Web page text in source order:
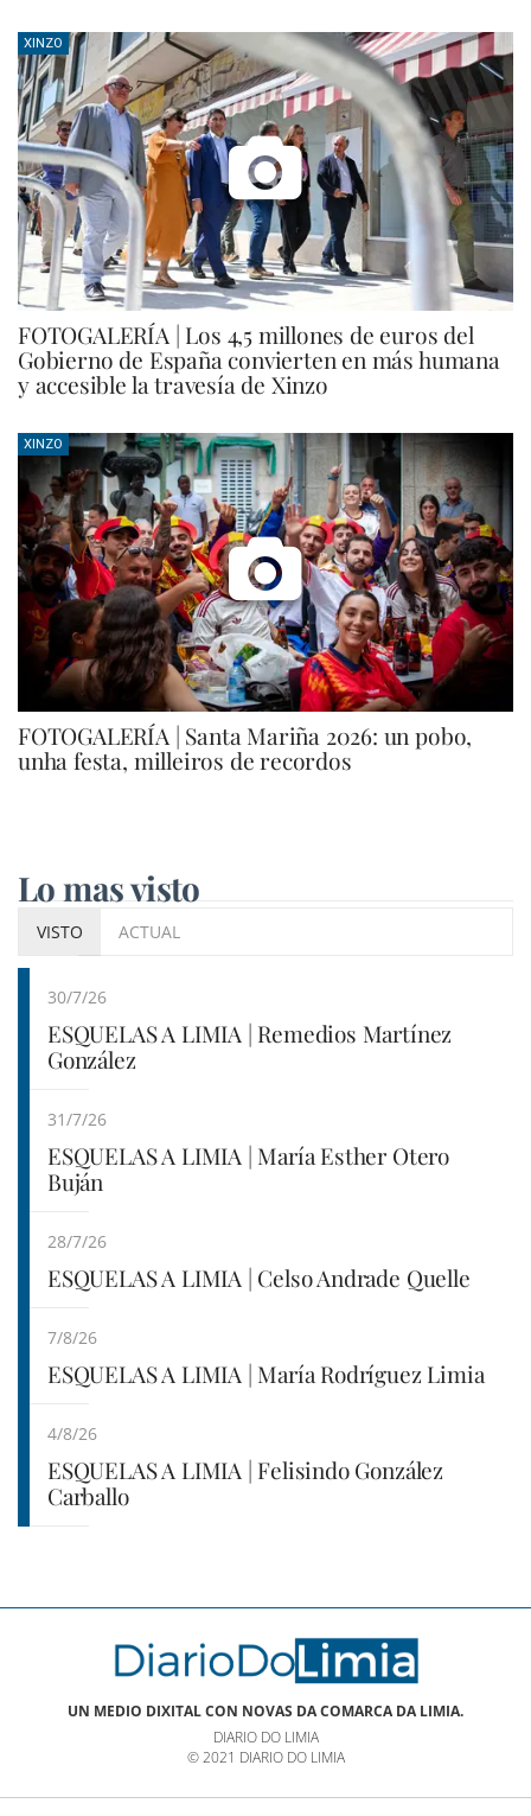
XINZO
FOTOGALERÍA | Los 4,5 millones de euros del
Gobierno de España convierten en más humana
y accesible la travesía de Xinzo
XINZO
FOTOGALERÍA | Santa Mariña 2026: un pobo,
unha festa, milleiros de recordos
Lo mas visto
VISTO ACTUAL
30/7/26
ESQUELAS A LIMIA | Remedios Martínez
González
31/7/26
ESQUELAS A LIMIA | María Esther Otero
Buján
28/7/26
ESQUELAS A LIMIA | Celso Andrade Quelle
7/8/26
ESQUELAS A LIMIA | María Rodríguez Limia
4/8/26
ESQUELAS A LIMIA | Felisindo González
Carballo
UN MEDIO DIXITAL CON NOVAS DA COMARCA DA LIMIA.
DIARIO DO LIMIA
© 2021 DIARIO DO LIMIA